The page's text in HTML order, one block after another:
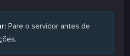
Pare o servidor antes de